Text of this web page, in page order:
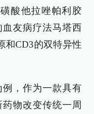
酸他拉唑帕利胶
友病疗法马塔西
和CD3的双特异性
，作为一款具有
物改变传统一周